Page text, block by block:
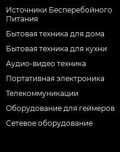
Источники Бесперебойного
Питания
Бытовая техника для дома
Бытовая техника для кухни
Аудио-видео техника
Портативная электроника
Телекоммуникации
Оборудование для геймеров
Сетевое оборудование